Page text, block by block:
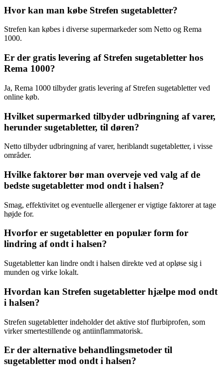
Hvor kan man købe Strefen sugetabletter?
Strefen kan købes i diverse supermarkeder som Netto og Rema
1000.
Er der gratis levering af Strefen sugetabletter hos
Rema 1000?
Ja, Rema 1000 tilbyder gratis levering af Strefen sugetabletter ved
online køb.
Hvilket supermarked tilbyder udbringning af varer,
herunder sugetabletter, til døren?
Netto tilbyder udbringning af varer, heriblandt sugetabletter, i visse
områder.
Hvilke faktorer bør man overveje ved valg af de
bedste sugetabletter mod ondt i halsen?
Smag, effektivitet og eventuelle allergener er vigtige faktorer at tage
højde for.
Hvorfor er sugetabletter en populær form for
lindring af ondt i halsen?
Sugetabletter kan lindre ondt i halsen direkte ved at opløse sig i
munden og virke lokalt.
Hvordan kan Strefen sugetabletter hjælpe mod ondt
i halsen?
Strefen sugetabletter indeholder det aktive stof flurbiprofen, som
virker smertestillende og antiinflammatorisk.
Er der alternative behandlingsmetoder til
sugetabletter mod ondt i halsen?